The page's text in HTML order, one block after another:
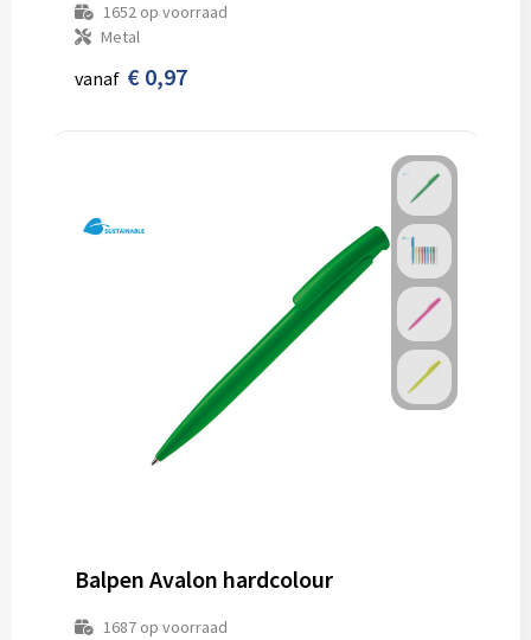
1652op voorraad
Metal
vanaf € 0,97
Balpen Avalon hardcolour
1687op voorraad